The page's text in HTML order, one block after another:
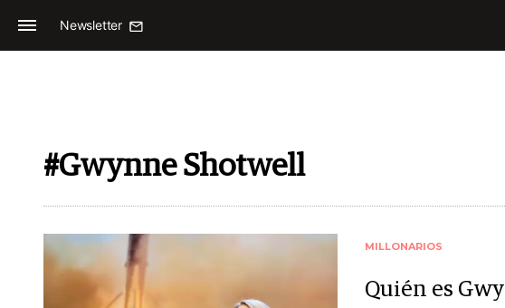
Newsletter
#Gwynne Shotwell
MILLONARIOS
Quién es